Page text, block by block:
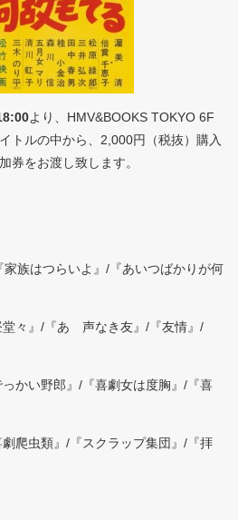
より、HMV&BOOKS TOKYO 6F
トルの中から、2,000円（税抜）購入
券をお渡し致します。
家族はつらいよ』/『あいつばかりが何
堂々』/『あゝ声なき友』/『友情』/
っかい野郎』/『喜劇女は度胸』/『喜
劇爬虫類』/『スクラップ集団』/『拝